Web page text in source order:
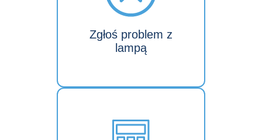
Zgłoś problem z
lampą